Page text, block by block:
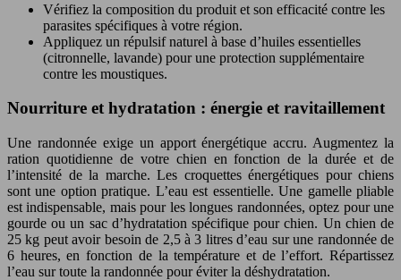
Vérifiez la composition du produit et son efficacité contre les
parasites spécifiques à votre région.
Appliquez un répulsif naturel à base d’huiles essentielles
(citronnelle, lavande) pour une protection supplémentaire
contre les moustiques.
Nourriture et hydratation : énergie et ravitaillement
Une randonnée exige un apport énergétique accru. Augmentez la
ration quotidienne de votre chien en fonction de la durée et de
l’intensité de la marche. Les croquettes énergétiques pour chiens
sont une option pratique. L’eau est essentielle. Une gamelle pliable
est indispensable, mais pour les longues randonnées, optez pour une
gourde ou un sac d’hydratation spécifique pour chien. Un chien de
25 kg peut avoir besoin de 2,5 à 3 litres d’eau sur une randonnée de
6 heures, en fonction de la température et de l’effort. Répartissez
l’eau sur toute la randonnée pour éviter la déshydratation.